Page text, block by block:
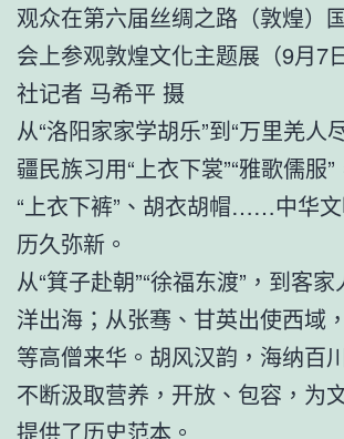
观众在第六届丝绸之路（敦煌）
会上参观敦煌文化主题展（9月7
社记者 马希平 摄
从“洛阳家家学胡乐”到“万里羌人
疆民族习用“上衣下裳”“雅歌儒服
“上衣下裤”、胡衣胡帽……中华文
历久弥新。
从“箕子赴朝”“徐福东渡”，到客
洋出海；从张骞、甘英出使西域
等高僧来华。胡风汉韵，海纳百
不断汲取营养，开放、包容，为
提供了历史范本。